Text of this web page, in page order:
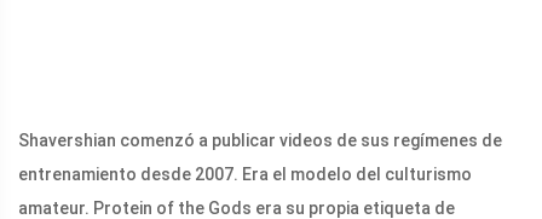
Shavershian comenzó a publicar videos de sus regímenes de
entrenamiento desde 2007. Era el modelo del culturismo
amateur. Protein of the Gods era su propia etiqueta de